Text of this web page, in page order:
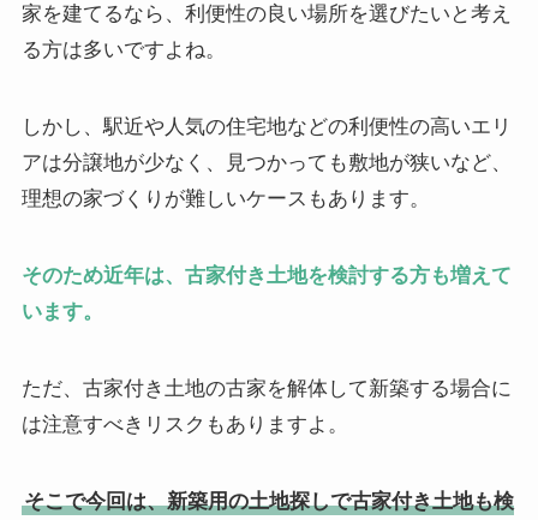
家を建てるなら、利便性の良い場所を選びたいと考え
る方は多いですよね。
しかし、駅近や人気の住宅地などの利便性の高いエリ
アは分譲地が少なく、見つかっても敷地が狭いなど、
理想の家づくりが難しいケースもあります。
そのため近年は、古家付き土地を検討する方も増えて
います。
ただ、古家付き土地の古家を解体して新築する場合に
は注意すべきリスクもありますよ。
そこで今回は、新築用の土地探しで古家付き土地も検